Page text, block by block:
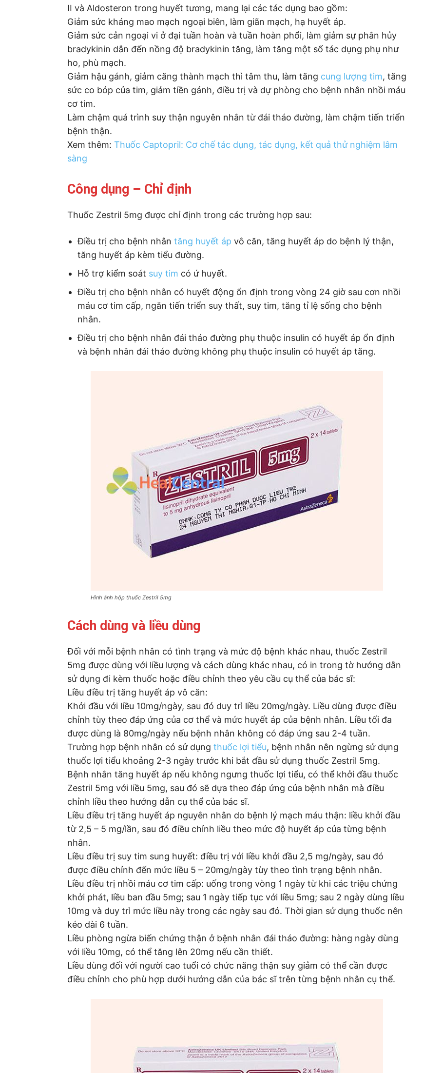
II và Aldosteron trong huyết tương, mang lại các tác dụng bao gồm:
Giảm sức kháng mao mạch ngoại biên, làm giãn mạch, hạ huyết áp.
Giảm sức cản ngoại vi ở đại tuần hoàn và tuần hoàn phổi, làm giảm sự phân hủy
bradykinin dẫn đến nồng độ bradykinin tăng, làm tăng một số tác dụng phụ như
ho, phù mạch.
Giảm hậu gánh, giảm căng thành mạch thì tâm thu, làm tăng cung lượng tim, tăng
sức co bóp của tim, giảm tiền gánh, điều trị và dự phòng cho bệnh nhân nhồi máu
cơ tim.
Làm chậm quá trình suy thận nguyên nhân từ đái tháo đường, làm chậm tiến triển
bệnh thận.
Xem thêm: Thuốc Captopril: Cơ chế tác dụng, tác dụng, kết quả thử nghiệm lâm
sàng
Công dụng – Chỉ định
Thuốc Zestril 5mg được chỉ định trong các trường hợp sau:
Điều trị cho bệnh nhân tăng huyết áp vô căn, tăng huyết áp do bệnh lý thận,
tăng huyết áp kèm tiểu đường.
Hỗ trợ kiểm soát suy tim có ứ huyết.
Điều trị cho bệnh nhân có huyết động ổn định trong vòng 24 giờ sau cơn nhồi
máu cơ tim cấp, ngăn tiến triển suy thất, suy tim, tăng tỉ lệ sống cho bệnh
nhân.
Điều trị cho bệnh nhân đái tháo đường phụ thuộc insulin có huyết áp ổn định
và bệnh nhân đái tháo đường không phụ thuộc insulin có huyết áp tăng.
Hình ảnh hộp thuốc Zestril 5mg
Cách dùng và liều dùng
Đối với mỗi bệnh nhân có tình trạng và mức độ bệnh khác nhau, thuốc Zestril
5mg được dùng với liều lượng và cách dùng khác nhau, có in trong tờ hướng dẫn
sử dụng đi kèm thuốc hoặc điều chỉnh theo yêu cầu cụ thể của bác sĩ:
Liều điều trị tăng huyết áp vô căn:
Khởi đầu với liều 10mg/ngày, sau đó duy trì liều 20mg/ngày. Liều dùng được điều
chỉnh tùy theo đáp ứng của cơ thể và mức huyết áp của bệnh nhân. Liều tối đa
được dùng là 80mg/ngày nếu bệnh nhân không có đáp ứng sau 2-4 tuần.
Trường hợp bệnh nhân có sử dụng thuốc lợi tiểu, bệnh nhân nên ngừng sử dụng
thuốc lợi tiểu khoảng 2-3 ngày trước khi bắt đầu sử dụng thuốc Zestril 5mg.
Bệnh nhân tăng huyết áp nếu không ngưng thuốc lợi tiểu, có thể khởi đầu thuốc
Zestril 5mg với liều 5mg, sau đó sẽ dựa theo đáp ứng của bệnh nhân mà điều
chỉnh liều theo hướng dẫn cụ thể của bác sĩ.
Liều điều trị tăng huyết áp nguyên nhân do bệnh lý mạch máu thận: liều khởi đầu
từ 2,5 – 5 mg/lần, sau đó điều chỉnh liều theo mức độ huyết áp của từng bệnh
nhân.
Liều điều trị suy tim sung huyết: điều trị với liều khởi đầu 2,5 mg/ngày, sau đó
được điều chỉnh đến mức liều 5 – 20mg/ngày tùy theo tình trạng bệnh nhân.
Liều điều trị nhồi máu cơ tim cấp: uống trong vòng 1 ngày từ khi các triệu chứng
khởi phát, liều ban đầu 5mg; sau 1 ngày tiếp tục với liều 5mg; sau 2 ngày dùng liều
10mg và duy trì mức liều này trong các ngày sau đó. Thời gian sử dụng thuốc nên
kéo dài 6 tuần.
Liều phòng ngừa biến chứng thận ở bệnh nhân đái tháo đường: hàng ngày dùng
với liều 10mg, có thể tăng lên 20mg nếu cần thiết.
Liều dùng đối với người cao tuổi có chức năng thận suy giảm có thể cần được
điều chỉnh cho phù hợp dưới hướng dẫn của bác sĩ trên từng bệnh nhân cụ thể.